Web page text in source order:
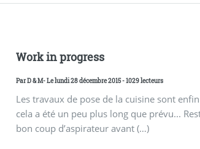
Work in progress
ParD & M- Le lundi 28 décembre 2015 - 1029 lecteurs
Les travaux de pose de la cuisine sont
cela a été un peu plus long que prévu...
bon coup d’aspirateur avant (…)